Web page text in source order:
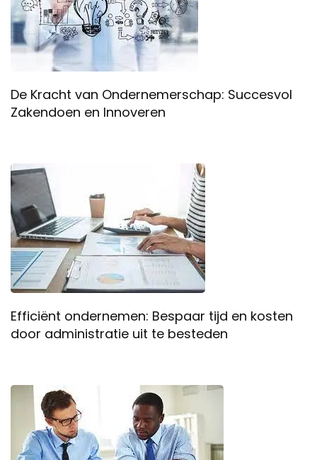
De Kracht van Ondernemerschap: Succesvol
Zakendoen en Innoveren
Efficiënt ondernemen: Bespaar tijd en kosten
door administratie uit te besteden